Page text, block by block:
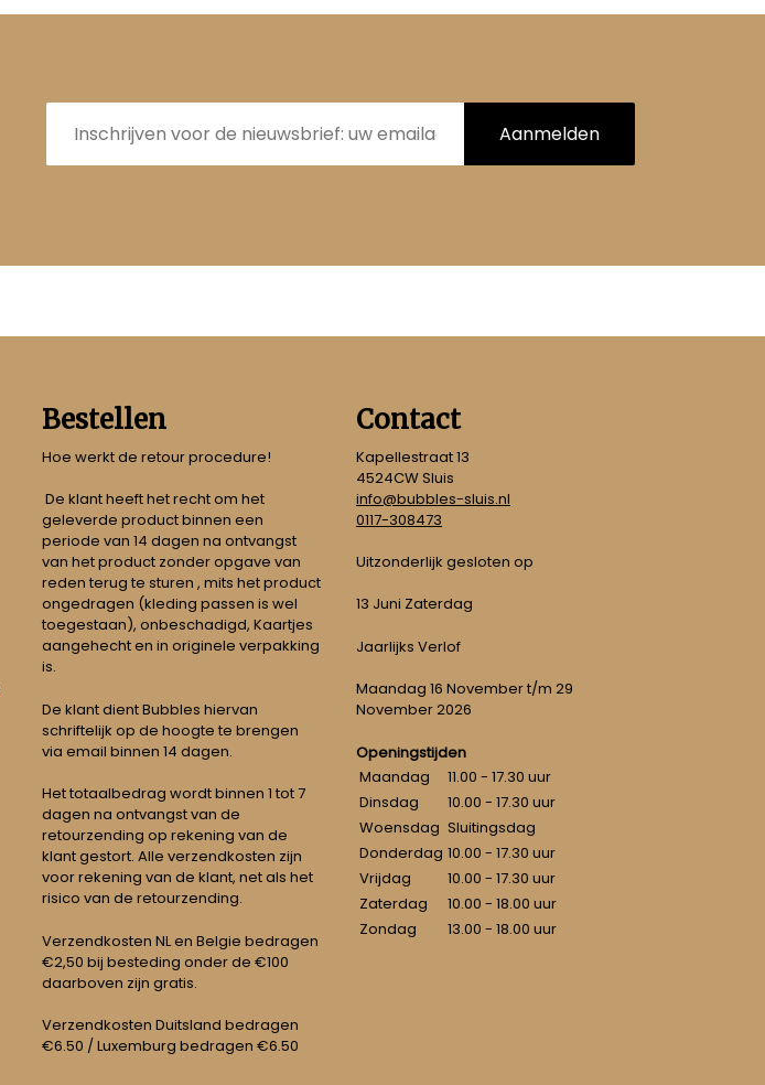
E-
mailadres Aanmelden
Bestellen
Hoe werkt de retour procedure!
De klant heeft het recht om het
geleverde product binnen een
periode van 14 dagen na ontvangst
van het product zonder opgave van
reden terug te sturen , mits het product
ongedragen (kleding passen is wel
toegestaan), onbeschadigd, Kaartjes
aangehecht en in originele verpakking
is.
De klant dient Bubbles hiervan
schriftelijk op de hoogte te brengen
via email binnen 14 dagen.
Het totaalbedrag wordt binnen 1 tot 7
dagen na ontvangst van de
retourzending op rekening van de
klant gestort. Alle verzendkosten zijn
voor rekening van de klant, net als het
risico van de retourzending.
Verzendkosten NL en Belgie bedragen
€2,50 bij besteding onder de €100
daarboven zijn gratis.
Verzendkosten Duitsland bedragen
€6.50 / Luxemburg bedragen €6.50
Contact
Kapellestraat 13
4524CW Sluis
info@bubbles-sluis.nl
0117-308473
Uitzonderlijk gesloten op
13 Juni Zaterdag
Jaarlijks Verlof
Maandag 16 November t/m 29
November 2026
Openingstijden
Maandag
11.00 - 17.30 uur
Dinsdag
10.00 - 17.30 uur
Woensdag Sluitingsdag
Donderdag 10.00 - 17.30 uur
Vrijdag
10.00 - 17.30 uur
Zaterdag
10.00 - 18.00 uur
Zondag
13.00 - 18.00 uur